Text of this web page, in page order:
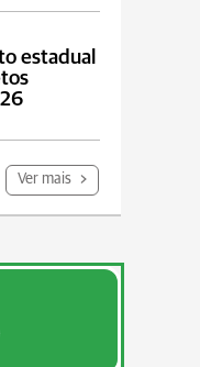
estadual
Ver mais